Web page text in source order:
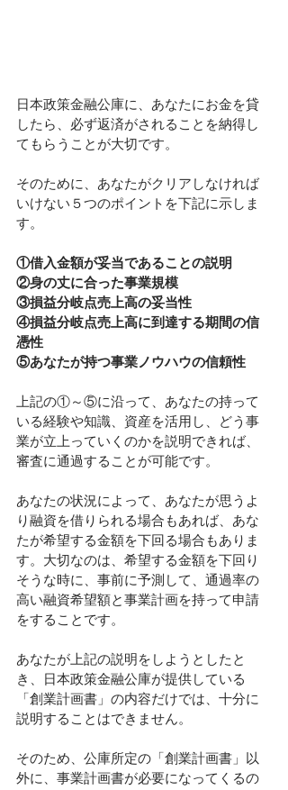
日本政策金融公庫に、あなたにお金を貸
したら、必ず返済がされることを納得し
てもらうことが大切です。
そのために、あなたがクリアしなければ
いけない５つのポイントを下記に示しま
す。
①借入金額が妥当であることの説明
②身の丈に合った事業規模
③損益分岐点売上高の妥当性
④損益分岐点売上高に到達する期間の信
憑性
⑤あなたが持つ事業ノウハウの信頼性
上記の①～⑤に沿って、あなたの持って
いる経験や知識、資産を活用し、どう事
業が立上っていくのかを説明できれば、
審査に通過することが可能です。
あなたの状況によって、あなたが思うよ
り融資を借りられる場合もあれば、あな
たが希望する金額を下回る場合もありま
す。大切なのは、希望する金額を下回り
そうな時に、事前に予測して、通過率の
高い融資希望額と事業計画を持って申請
をすることです。
あなたが上記の説明をしようとしたと
き、日本政策金融公庫が提供している
「創業計画書」の内容だけでは、十分に
説明することはできません。
そのため、公庫所定の「創業計画書」以
外に、事業計画書が必要になってくるの